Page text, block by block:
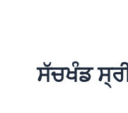
ਸੱਚਖੰਡ